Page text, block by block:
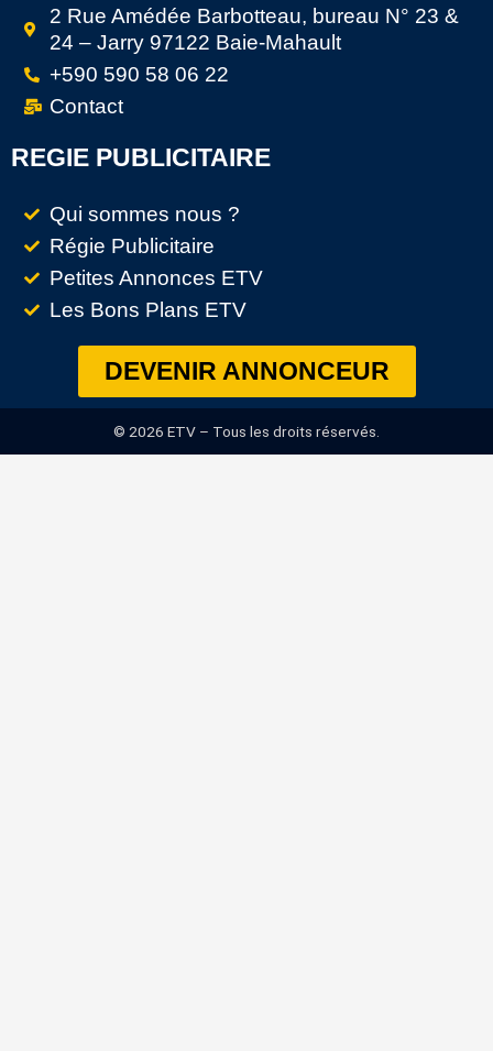
2 Rue Amédée Barbotteau, bureau N° 23 &
24 – Jarry 97122 Baie-Mahault
+590 590 58 06 22
Contact
REGIE PUBLICITAIRE
Qui sommes nous ?
Régie Publicitaire
Petites Annonces ETV
Les Bons Plans ETV
DEVENIR ANNONCEUR
© 2026 ETV – Tous les droits réservés.